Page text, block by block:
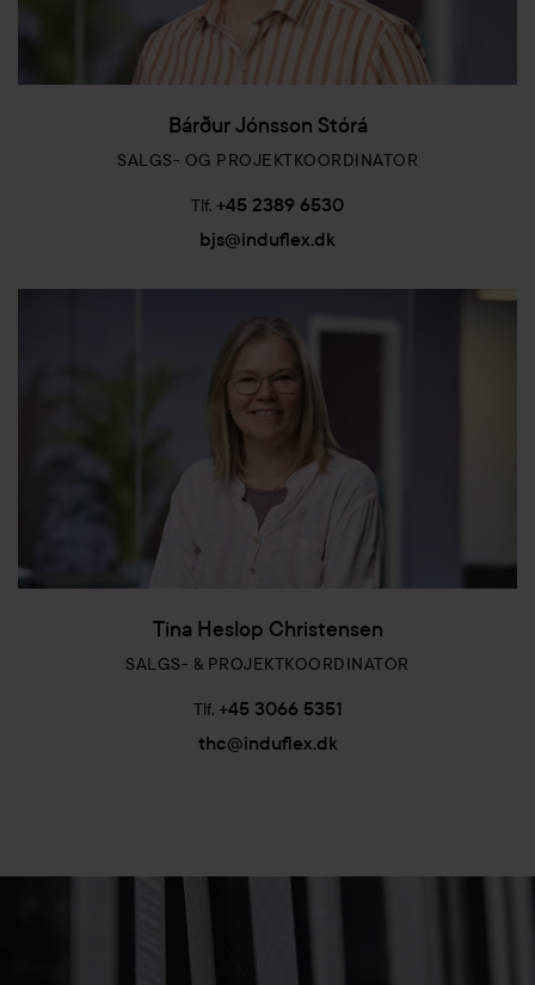
Bárður Jónsson Stórá
SALGS- OG PROJEKTKOORDINATOR
Tlf. +45 2389 6530
bjs@induflex.dk
Tina Heslop Christensen
SALGS- & PROJEKTKOORDINATOR
Tlf. +45 3066 5351
thc@induflex.dk